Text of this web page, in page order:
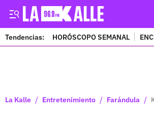
Tendencias: HORÓSCOPO SEMANAL
La Kalle / Entretenimiento / Farándula /